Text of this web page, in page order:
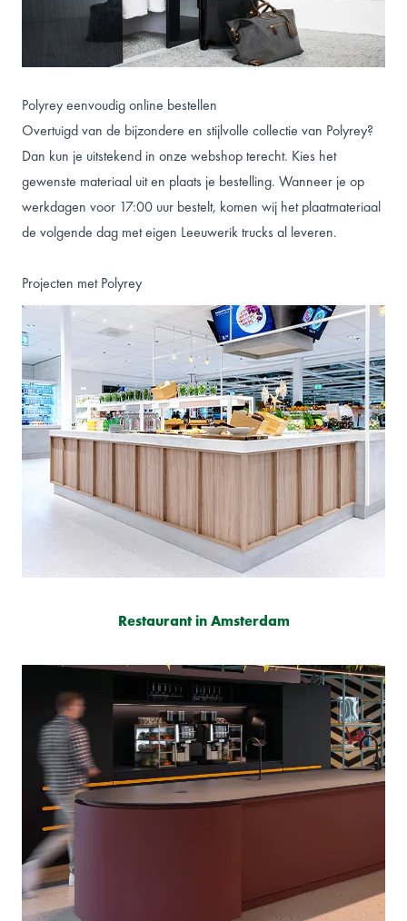
Polyrey eenvoudig online bestellen
Overtuigd van de bijzondere en stijlvolle collectie van Polyrey?
Dan kun je uitstekend in onze webshop terecht. Kies het
gewenste materiaal uit en plaats je bestelling. Wanneer je op
werkdagen voor 17:00 uur bestelt, komen wij het plaatmateriaal
de volgende dag met eigen Leeuwerik trucks al leveren.
Projecten met Polyrey
Restaurant in Amsterdam